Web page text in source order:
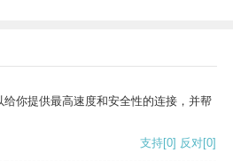
你提供最高速度和安全性的连接，并帮
支持[0] 反对[0]